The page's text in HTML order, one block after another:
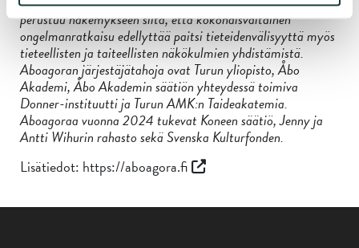
perustuu näkemykseen siitä, että kokonaisvaltainen
ongelmanratkaisu edellyttää paitsi tieteidenvälisyyttä myös
tieteellisten ja taiteellisten näkökulmien yhdistämistä.
Aboagoran järjestäjätahoja ovat Turun yliopisto, Åbo
Akademi, Åbo Akademin säätiön yhteydessä toimiva
Donner-instituutti ja Turun AMK:n Taideakatemia.
Aboagoraa vuonna 2024 tukevat Koneen säätiö, Jenny ja
Antti Wihurin rahasto sekä Svenska Kulturfonden.
Lisätiedot: https://aboagora.fi